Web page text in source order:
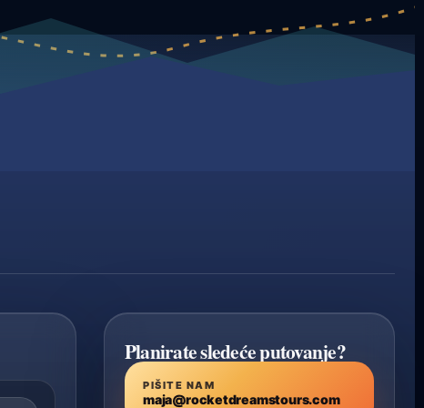
Planirate sledeće putovanje?
PIŠITE NAM
maja@rocketdreamstours.com